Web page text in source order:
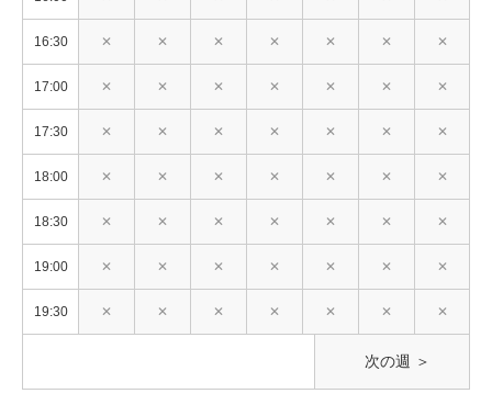
16:30 ✕ ✕ ✕ ✕ ✕ ✕ ✕
17:00 ✕ ✕ ✕ ✕ ✕ ✕ ✕
17:30 ✕ ✕ ✕ ✕ ✕ ✕ ✕
18:00 ✕ ✕ ✕ ✕ ✕ ✕ ✕
18:30 ✕ ✕ ✕ ✕ ✕ ✕ ✕
19:00 ✕ ✕ ✕ ✕ ✕ ✕ ✕
19:30 ✕ ✕ ✕ ✕ ✕ ✕ ✕
次の週 ＞